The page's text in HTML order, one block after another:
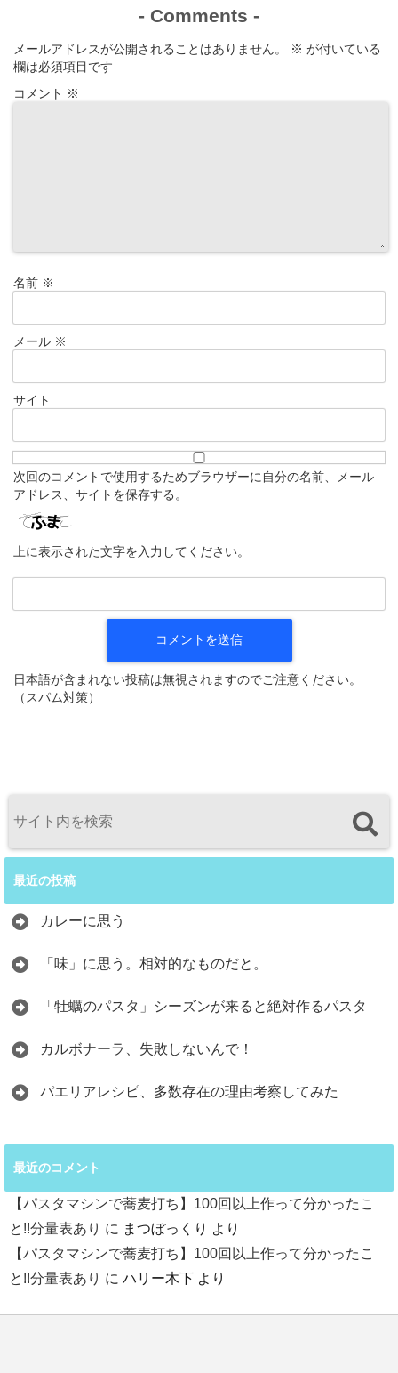
- Comments -
メールアドレスが公開されることはありません。 ※ が付いている
欄は必須項目です
コメント ※
名前 ※
メール ※
サイト
次回のコメントで使用するためブラウザーに自分の名前、メール
アドレス、サイトを保存する。
上に表示された文字を入力してください。
日本語が含まれない投稿は無視されますのでご注意ください。
（スパム対策）
最近の投稿
カレーに思う
「味」に思う。相対的なものだと。
「牡蠣のパスタ」シーズンが来ると絶対作るパスタ
カルボナーラ、失敗しないんで！
パエリアレシピ、多数存在の理由考察してみた
最近のコメント
【パスタマシンで蕎麦打ち】100回以上作って分かったこ
と!!分量表あり に まつぼっくり より
【パスタマシンで蕎麦打ち】100回以上作って分かったこ
と!!分量表あり に ハリー木下 より